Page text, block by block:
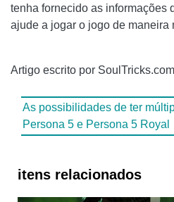
tenha fornecido as informações
ajude a jogar o jogo de maneira
Artigo escrito por SoulTricks.com
As possibilidades de ter
Persona 5 e Persona 5 Royal
itens relacionados